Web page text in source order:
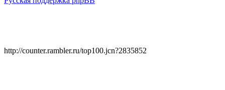
http://counter.rambler.ru/top100.jcn?2835852